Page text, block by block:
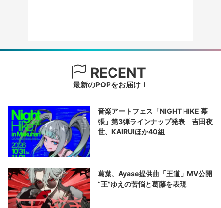
RECENT
最新のPOPをお届け！
音楽アートフェス「NIGHT HIKE 幕
張」第3弾ラインナップ発表 吉田夜
世、KAIRUIほか40組
葛葉、Ayase提供曲「王道」MV公開
“王”ゆえの苦悩と葛藤を表現